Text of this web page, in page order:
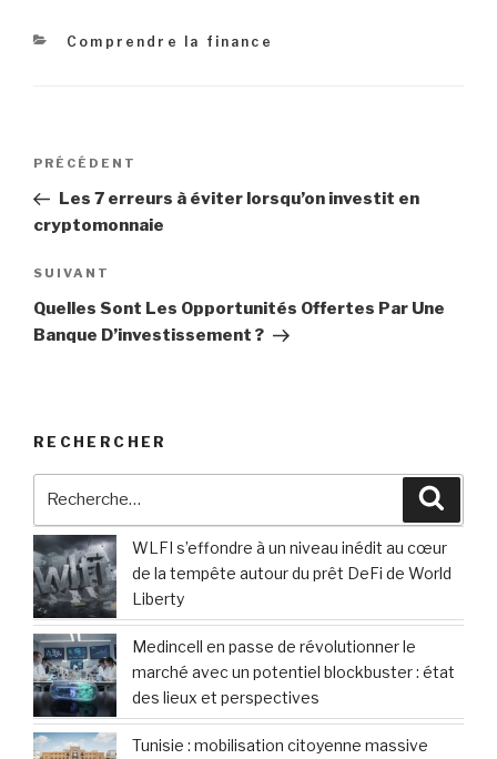
Catégories
Comprendre la finance
Navigation
l’article
Article
précédent
PRÉCÉDENT
Les 7 erreurs à éviter lorsqu’on investit en
cryptomonnaie
Article
suivant
SUIVANT
Quelles Sont Les Opportunités Offertes Par Une
Banque D’investissement ?
RECHERCHER
:
WLFI s’effondre à un niveau inédit au cœur
de la tempête autour du prêt DeFi de World
Liberty
Medincell en passe de révolutionner le
marché avec un potentiel blockbuster : état
des lieux et perspectives
Tunisie : mobilisation citoyenne massive